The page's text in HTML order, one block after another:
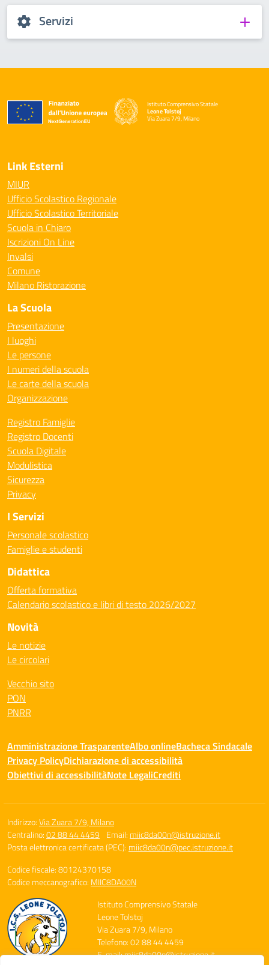
Servizi
Istituto Comprensivo Statale
Leone Tolstoj
Via Zuara 7/9, Milano
— Visita la pagina iniziale della scuola
Link Esterni
MIUR
Ufficio Scolastico Regionale
Ufficio Scolastico Territoriale
Scuola in Chiaro
Iscrizioni On Line
Invalsi
Comune
Milano Ristorazione
La Scuola
Presentazione
I luoghi
Le persone
I numeri della scuola
Le carte della scuola
Organizzazione
Registro Famiglie
Registro Docenti
Scuola Digitale
Modulistica
Sicurezza
Privacy
I Servizi
Personale scolastico
Famiglie e studenti
Didattica
Offerta formativa
Calendario scolastico e libri di testo 2026/2027
Novità
Le notizie
Le circolari
Vecchio sito
PON
PNRR
Amministrazione TrasparenteAlbo onlineBacheca Sindacale
Privacy PolicyDichiarazione di accessibilità
Obiettivi di accessibilitàNote LegaliCrediti
Indirizzo:Via Zuara 7/9, Milano
Centralino:02 88 44 4459 Email: miic8da00n@istruzione.it
Posta elettronica certificata (PEC): miic8da00n@pec.istruzione.it
Codice fiscale: 80124370158
Codice meccanografico: MIIC8DA00N
Istituto Comprensivo Statale
Leone Tolstoj
Via Zuara 7/9, Milano
Telefono: 02 88 44 4459
E-mail: miic8da00n@istruzione.it